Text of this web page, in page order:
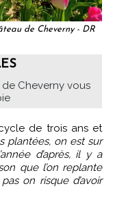
de Cheverny - DR
Cheverny vous
plantées, on est sur
d’après, il y a
que l’on replante
on risque d’avoir